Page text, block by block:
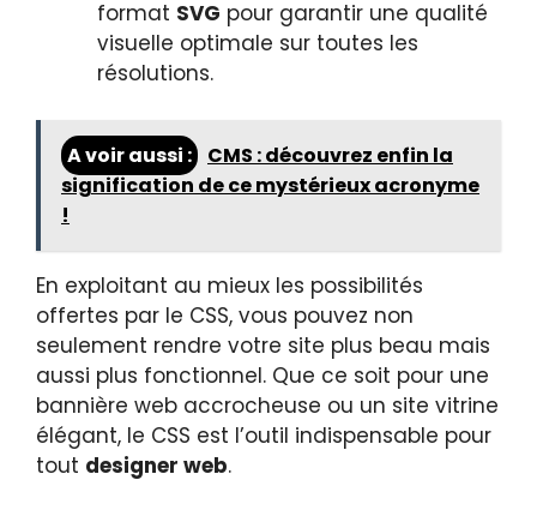
format SVG pour garantir une qualité
visuelle optimale sur toutes les
résolutions.
A voir aussi :
CMS : découvrez enfin la
signification de ce mystérieux acronyme
!
En exploitant au mieux les possibilités
offertes par le CSS, vous pouvez non
seulement rendre votre site plus beau mais
aussi plus fonctionnel. Que ce soit pour une
bannière web accrocheuse ou un site vitrine
élégant, le CSS est l’outil indispensable pour
tout designer web.